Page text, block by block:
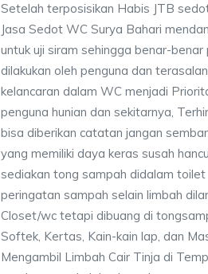
Setelah terposisikan Habis JTB
Jasa Sedot WC Surya Bahari
untuk uji siram sehingga benar-benar
dilakukan oleh penguna dan
kelancaran dalam WC menjadi
penguna hunian dan sekitarnya,
bisa diberikan catatan jangan
yang memiliki daya keras susah
sediakan tong sampah didalam toilet
peringatan sampah selain limbah
Closet/wc tetapi dibuang di
Softek, Kertas, Kain-kain lap, dan
Mengambil Limbah Cair Tinja di